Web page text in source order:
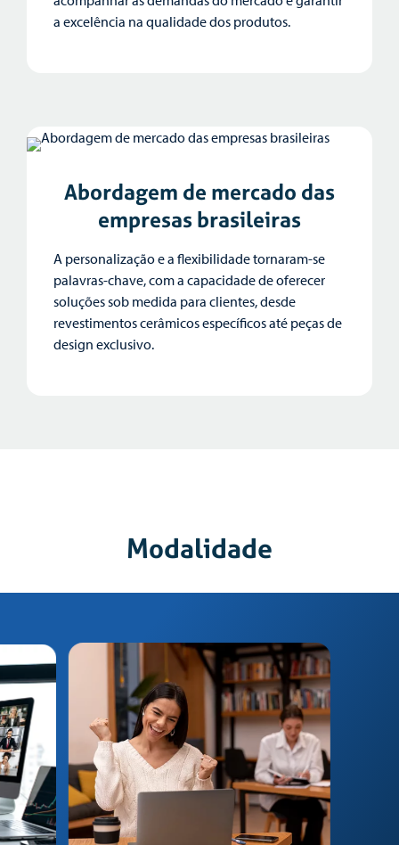
a excelência na qualidade dos produtos.
Abordagem de mercado das
empresas brasileiras
A personalização e a flexibilidade tornaram-se
palavras-chave, com a capacidade de oferecer
soluções sob medida para clientes, desde
revestimentos cerâmicos específicos até peças de
design exclusivo.
Modalidade